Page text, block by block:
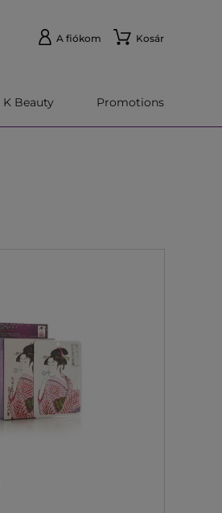
A fiókom Kosár
K Beauty Promotions